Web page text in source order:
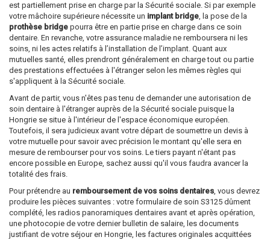
est partiellement prise en charge par la Sécurité sociale. Si par exemple
votre mâchoire supérieure nécessite un implant bridge, la pose de la
prothèse bridge pourra être en partie prise en charge dans ce soin
dentaire. En revanche, votre assurance maladie ne remboursera ni les
soins, ni les actes relatifs à l’installation de l’implant. Quant aux
mutuelles santé, elles prendront généralement en charge tout ou partie
des prestations effectuées à l'étranger selon les mêmes règles qui
s'appliquent à la Sécurité sociale.
Avant de partir, vous n'êtes pas tenu de demander une autorisation de
soin dentaire à l'étranger auprès de la Sécurité sociale puisque la
Hongrie se situe à l'intérieur de l'espace économique européen.
Toutefois, il sera judicieux avant votre départ de soumettre un devis à
votre mutuelle pour savoir avec précision le montant qu'elle sera en
mesure de rembourser pour vos soins. Le tiers payant n'étant pas
encore possible en Europe, sachez aussi qu'il vous faudra avancer la
totalité des frais.
Pour prétendre au remboursement de vos soins dentaires, vous devrez
produire les pièces suivantes : votre formulaire de soin S3125 dûment
complété, les radios panoramiques dentaires avant et après opération,
une photocopie de votre dernier bulletin de salaire, les documents
justifiant de votre séjour en Hongrie, les factures originales acquittées